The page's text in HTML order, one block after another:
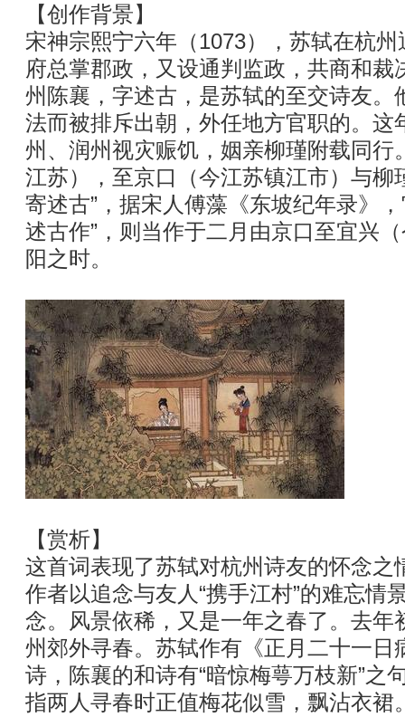
【创作背景】
宋神宗熙宁六年（1073），苏轼在杭
府总掌郡政，又设通判监政，共商和裁
州陈襄，字述古，是苏轼的至交诗友。
法而被排斥出朝，外任地方官职的。这
州、润州视灾赈饥，姻亲柳瑾附载同行
江苏），至京口（今江苏镇江市）与柳
寄述古”，据宋人傅藻《东坡纪年录》
述古作”，则当作于二月由京口至宜兴
阳之时。
【赏析】
这首词表现了苏轼对杭州诗友的怀念之
作者以追念与友人“携手江村”的难忘情
念。风景依稀，又是一年之春了。去年
州郊外寻春。苏轼作有《正月二十一日
诗，陈襄的和诗有“暗惊梅萼万枝新”之
指两人寻春时正值梅花似雪，飘沾衣裙